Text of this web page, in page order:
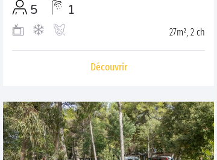
5 1
27m², 2 ch
Découvrir